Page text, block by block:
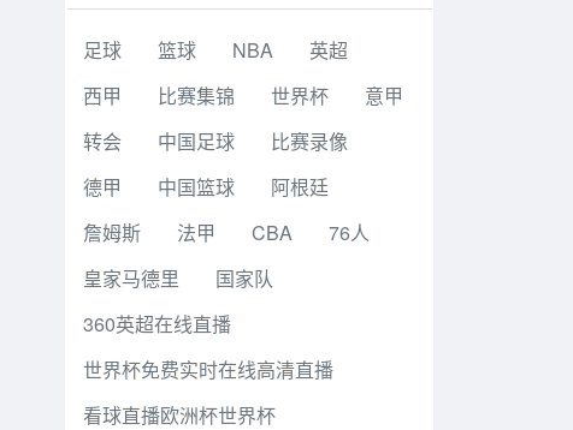
足球 篮球 NBA
英超
西甲
比赛集锦 世界杯
意甲
转会
中国足球
比赛录像
德甲
中国篮球
阿根廷
詹姆斯
法甲 CBA
76人
皇家马德里
国家队
360英超在线直播
世界杯免费实时在线高清直播
看球直播欧洲杯世界杯